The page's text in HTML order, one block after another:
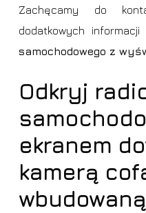
Zachęcamy do
dodatkowych
samochodowego z
Odkryj
ekranem
kamerą